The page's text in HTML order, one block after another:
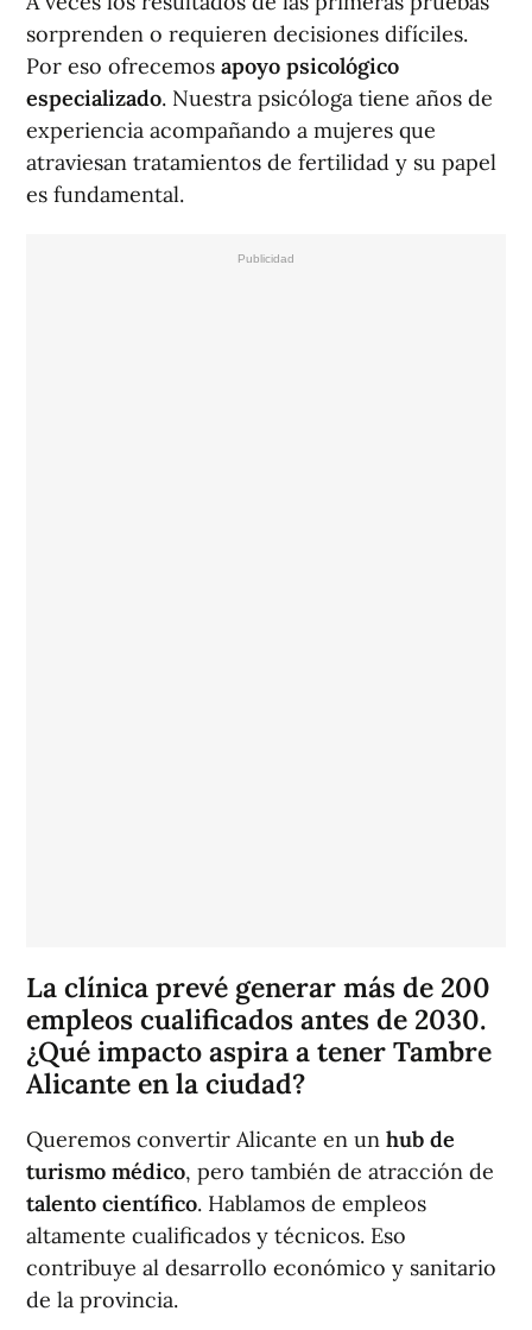
sorprenden o requieren decisiones difíciles.
Por eso ofrecemos apoyo psicológico
especializado. Nuestra psicóloga tiene años de
experiencia acompañando a mujeres que
atraviesan tratamientos de fertilidad y su papel
es fundamental.
La clínica prevé generar más de 200
empleos cualificados antes de 2030.
¿Qué impacto aspira a tener Tambre
Alicante en la ciudad?
Queremos convertir Alicante en un hub de
turismo médico, pero también de atracción de
talento científico. Hablamos de empleos
altamente cualificados y técnicos. Eso
contribuye al desarrollo económico y sanitario
de la provincia.